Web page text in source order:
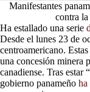
Manifestantes
contra
Ha estallado una serie
Desde el lunes 23 de
centroamericano.
una concesión minera
canadiense. Tras estar
gobierno panameño ha